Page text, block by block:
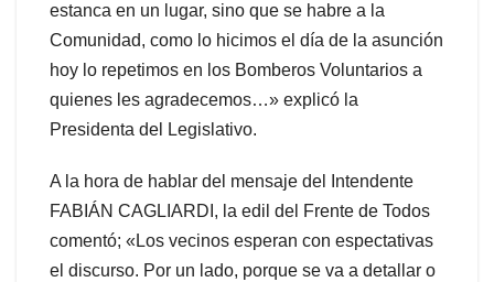
estanca en un lugar, sino que se habre a la
Comunidad, como lo hicimos el día de la asunción
hoy lo repetimos en los Bomberos Voluntarios a
quienes les agradecemos…» explicó la
Presidenta del Legislativo.
A la hora de hablar del mensaje del Intendente
FABIÁN CAGLIARDI, la edil del Frente de Todos
comentó; «Los vecinos esperan con espectativas
el discurso. Por un lado, porque se va a detallar o